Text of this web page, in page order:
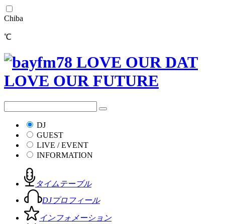
Chiba
℃
DJ
GUEST
LIVE / EVENT
INFORMATION
タイムテーブル
DJプロフィール
インフォメーション